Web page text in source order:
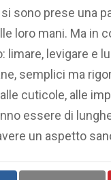
sono prese una
loro mani. Ma in
limare, levigare e
semplici ma
cuticole, alle
essere di
un aspetto